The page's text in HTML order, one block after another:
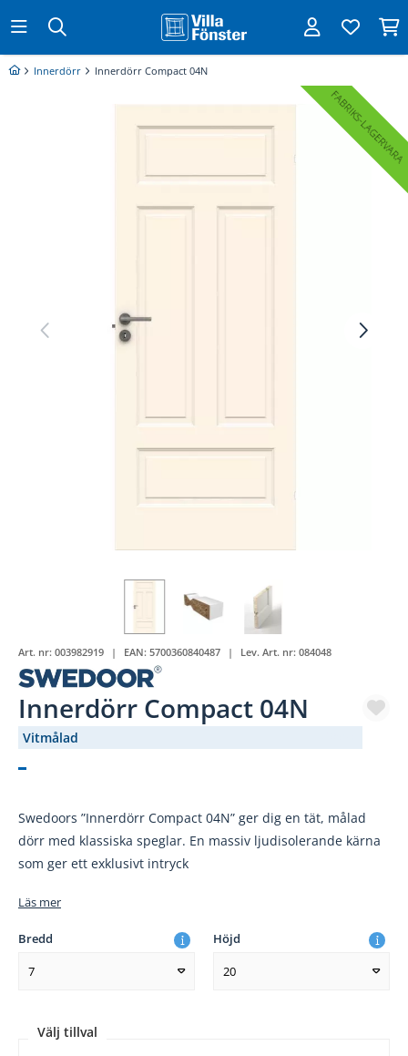
Innerdörr Innerdörr Compact 04N
FABRIKS
LAGERVARA
Art. nr: 003982919 EAN: 5700360840487 Lev. Art. nr: 084048
Innerdörr Compact 04N
Vitmålad
Swedoors ”Innerdörr Compact 04N” ger dig en tät, målad
dörr med klassiska speglar. En massiv ljudisolerande kärna
som ger ett exklusivt intryck
Läs mer
Bredd
7
Höjd
20
Välj tillval